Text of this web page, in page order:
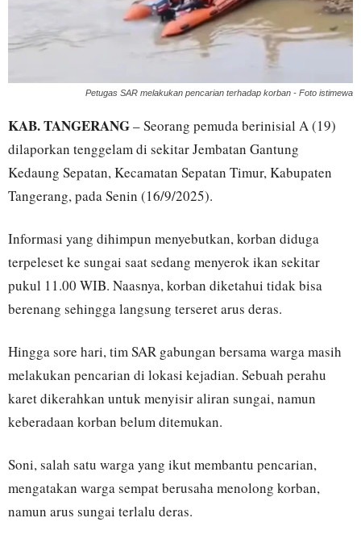
Petugas SAR melakukan pencarian terhadap korban - Foto istimewa
KAB. TANGERANG– Seorang pemuda berinisial A (19)
dilaporkan tenggelam di sekitar Jembatan Gantung
Kedaung Sepatan, Kecamatan Sepatan Timur, Kabupaten
Tangerang, pada Senin (16/9/2025).
Informasi yang dihimpun menyebutkan, korban diduga
terpeleset ke sungai saat sedang menyerok ikan sekitar
pukul 11.00 WIB. Naasnya, korban diketahui tidak bisa
berenang sehingga langsung terseret arus deras.
Hingga sore hari, tim SAR gabungan bersama warga masih
melakukan pencarian di lokasi kejadian. Sebuah perahu
karet dikerahkan untuk menyisir aliran sungai, namun
keberadaan korban belum ditemukan.
Soni, salah satu warga yang ikut membantu pencarian,
mengatakan warga sempat berusaha menolong korban,
namun arus sungai terlalu deras.